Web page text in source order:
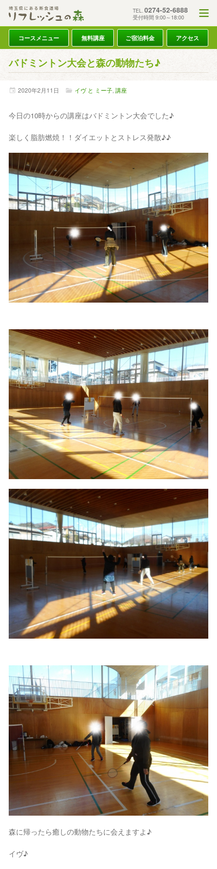
TEL. 0274-52-6888
受付時間 9:00～18:00
コースメニュー 無料講座 ご宿泊料金 アクセス
バドミントン大会と森の動物たち♪
2020年2月11日 イヴ と ミー子, 講座
今日の10時からの講座はバドミントン大会でした♪
楽しく脂肪燃焼！！ダイエットとストレス発散♪♪
森に帰ったら癒しの動物たちに会えますよ♪
イヴ♪